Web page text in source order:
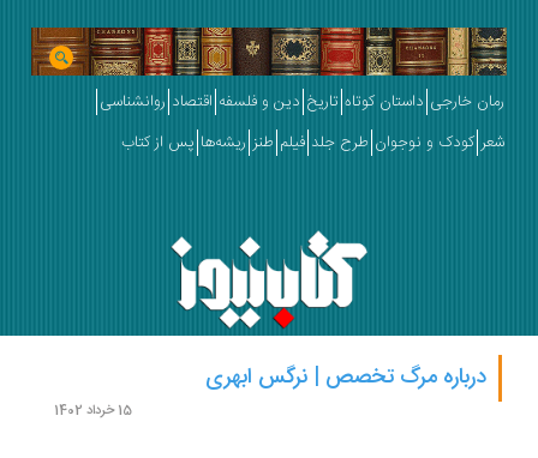
خارجی داستان کوتاه تاریخ دین و فلسفه اقتصاد روانشناسی
کودک و نوجوان طرح جلد فیلم طنز ریشه‌ها پس از کتاب
درباره مرگ تخصص | نرگس ابهری